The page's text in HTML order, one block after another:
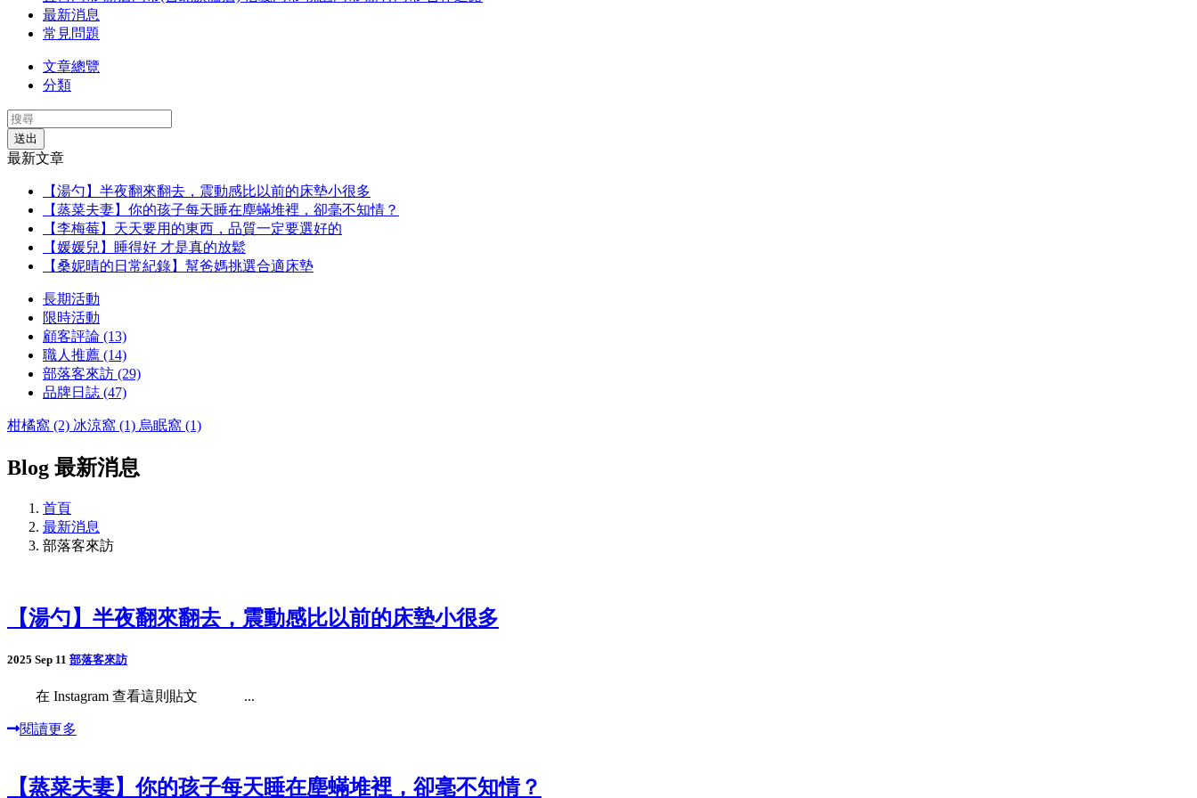
最新消息
常見問題
文章總覽
分類
送出
最新文章
【湯勺】半夜翻來翻去，震動感比以前的床墊小很多
【蒸菜夫妻】你的孩子每天睡在塵蟎堆裡，卻毫不知情？
【李梅莓】天天要用的東西，品質一定要選好的
【媛媛兒】睡得好 才是真的放鬆
【桑妮晴的日常紀錄】幫爸媽挑選合適床墊
長期活動
限時活動
顧客評論 (13)
職人推薦 (14)
部落客來訪 (29)
品牌日誌 (47)
柑橘窩 (2) 冰涼窩 (1) 烏眠窩 (1)
Blog 最新消息
首頁
最新消息
部落客來訪
【湯勺】半夜翻來翻去，震動感比以前的床墊小很多
2025 Sep 11 部落客來訪
在 Instagram 查看這則貼文 ...
閱讀更多
【蒸菜夫妻】你的孩子每天睡在塵蟎堆裡，卻毫不知情？